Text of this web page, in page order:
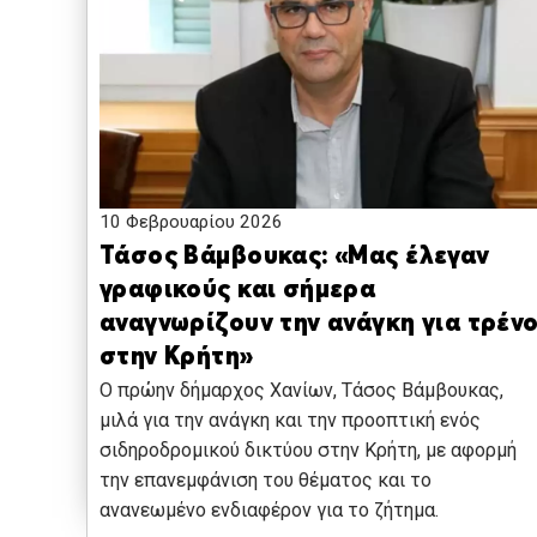
10 Φεβρουαρίου 2026
Τάσος Βάμβουκας: «Μας έλεγαν
γραφικούς και σήμερα
αναγνωρίζουν την ανάγκη για
στην Κρήτη»
Ο πρώην δήμαρχος Χανίων, Τάσος Βάμβουκας,
μιλά για την ανάγκη και την προοπτική ενός
σιδηροδρομικού δικτύου στην Κρήτη, με αφορμή
την επανεμφάνιση του θέματος και το
ανανεωμένο ενδιαφέρον για το ζήτημα.